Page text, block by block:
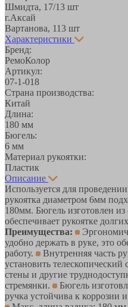
Шмидта, 17/13 шт
г.Аксай
Вартанова, 113 шт
Характеристики
Бренд:
РемоКолор
Артикул:
07-1-018
Страна производства:
Китай
Длина:
180 мм
Бюгель:
6 мм
Материал рукоятки:
Пластик
Описание
Используется для
рукоятка диаметром 6мм
180мм. Бюгель изготовлен
обеспечивает рукоятке
Преимущества:
удобно держать в руке, это
работу.
Внутренняя часть
установить
стены и другие
стремянки.
Бюгель
ручка устойчива к коррозии